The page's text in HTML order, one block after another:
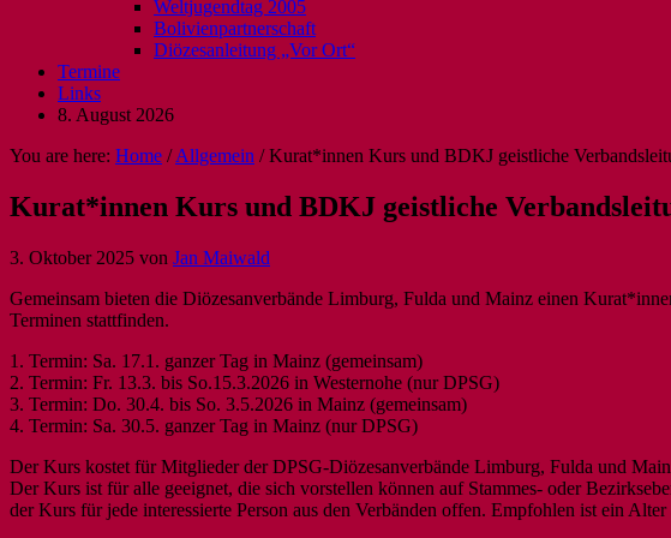
Weltjugendtag 2005
Bolivienpartnerschaft
Diözesanleitung „Vor Ort“
Termine
Links
8. August 2026
You are here: Home / Allgemein /Kurat*innen Kurs und BDKJ geistliche
Kurat*innen Kurs und BDKJ geistliche
3. Oktober 2025 von Jan Maiwald
Gemeinsam bieten die Diözesanverbände Limburg, Fulda und Mainz einen
Terminen stattfinden.
1. Termin: Sa. 17.1. ganzer Tag in Mainz (gemeinsam)
2. Termin: Fr. 13.3. bis So.15.3.2026 in Westernohe (nur DPSG)
3. Termin: Do. 30.4. bis So. 3.5.2026 in Mainz (gemeinsam)
4. Termin: Sa. 30.5. ganzer Tag in Mainz (nur DPSG)
Der Kurs kostet für Mitglieder der DPSG-Diözesanverbände Limburg, Fulda und
Der Kurs ist für alle geeignet, die sich vorstellen können auf Stammes- oder
der Kurs für jede interessierte Person aus den Verbänden offen. Empfohlen ist ein Alter